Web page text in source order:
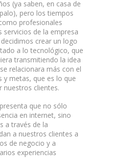
(ya saben, en casa de
pero los tiempos
profesionales
servicios de la empresa
crear un logo
a lo tecnológico, que
transmitiendo la idea
relacionara más con el
y metas, que es lo que
nuestros clientes.
que no sólo
en internet, sino
a través de la
a nuestros clientes a
de negocio y a
experiencias